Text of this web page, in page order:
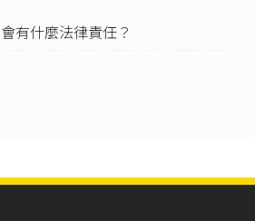
院103年度保險字第14號民事判
類型中，是否有所謂的「受益
有什麼法律責任？